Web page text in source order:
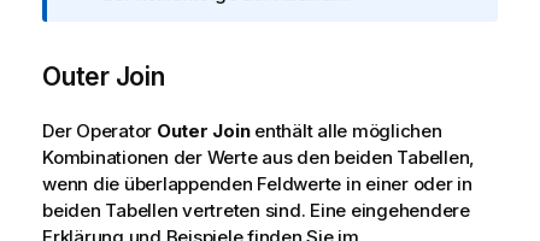
a
i
o
n
s
h
Outer Join
Der Operator Outer Joinenthält alle möglichen
Kombinationen der Werte aus den beiden Tabellen,
wenn die überlappenden Feldwerte in einer oder in
beiden Tabellen vertreten sind. Eine eingehendere
Erklärung und Beispiele finden Sie im